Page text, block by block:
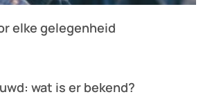
elke gelegenheid
wat is er bekend?